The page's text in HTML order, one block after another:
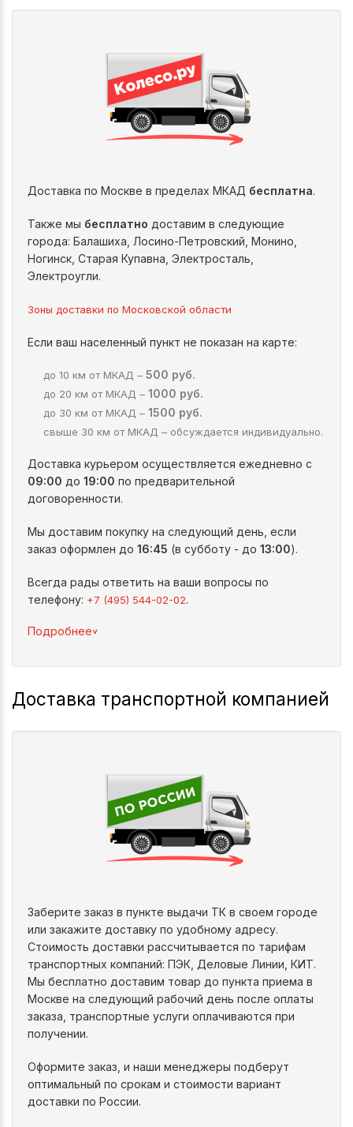
Доставка по Москве в пределах МКАД бесплатна.
Также мы бесплатно доставим в следующие
города: Балашиха, Лосино-Петровский, Монино,
Ногинск, Старая Купавна, Электросталь,
Электроугли.
Зоны доставки по Московской области
Если ваш населенный пункт не показан на карте:
до 10 км от МКАД – 500 руб.
до 20 км от МКАД – 1000 руб.
до 30 км от МКАД – 1500 руб.
свыше 30 км от МКАД – обсуждается индивидуально.
Доставка курьером осуществляется ежедневно с
09:00 до 19:00 по предварительной
договоренности.
Мы доставим покупку на следующий день, если
заказ оформлен до 16:45 (в субботу - до 13:00).
Всегда рады ответить на ваши вопросы по
телефону: +7 (495) 544-02-02.
Подробнее^
Доставка транспортной компанией
Заберите заказ в пункте выдачи ТК в своем городе
или закажите доставку по удобному адресу.
Стоимость доставки рассчитывается по тарифам
транспортных компаний: ПЭК, Деловые Линии, КИТ.
Мы бесплатно доставим товар до пункта приема в
Москве на следующий рабочий день после оплаты
заказа, транспортные услуги оплачиваются при
получении.
Оформите заказ, и наши менеджеры подберут
оптимальный по срокам и стоимости вариант
доставки по России.